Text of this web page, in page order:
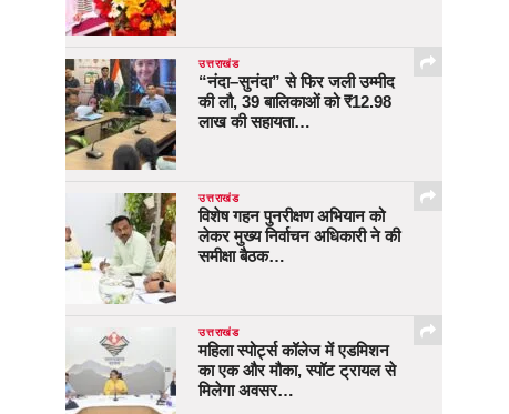
उत्तराखंड
“नंदा–सुनंदा” से फिर जली उम्मीद
की लौ, 39 बालिकाओं को ₹12.98
लाख की सहायता…
उत्तराखंड
विशेष गहन पुनरीक्षण अभियान को
लेकर मुख्य निर्वाचन अधिकारी ने की
समीक्षा बैठक…
उत्तराखंड
महिला स्पोर्ट्स कॉलेज में एडमिशन
का एक और मौका, स्पॉट ट्रायल से
मिलेगा अवसर…